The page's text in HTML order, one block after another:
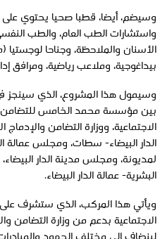
وسيضم، أيضا، قطبا صحيا يحتوي على
واستشارات الطب العام، والطب
الأسنان والملاحظة، وجناحا
بيداغوجية، وملاعب رياضية، ومرافق
بين مؤسسة محمد الخامس للتضامن،
الاجتماعية، ووزارة التضامن
الدار البيضاء- سطات، ومجلس عمالة
لمديونة، ومجلس مدينة الدار البيضاء،
البشرية- عمالة الدار البيضاء.
ويأتي هذا المركب، الذي ستشرف على
الاجتماعية بدعم من وزارة التضامن